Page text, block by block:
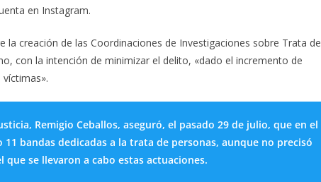
en Instagram.
la creación de las Coordinaciones de Investigaciones sobre Trata de
con la intención de minimizar el delito, «dado el incremento de
Remigio Ceballos, aseguró, el pasado 29 de julio, que en el
11 bandas dedicadas a la trata de personas, aunque no precisó
se llevaron a cabo estas actuaciones.